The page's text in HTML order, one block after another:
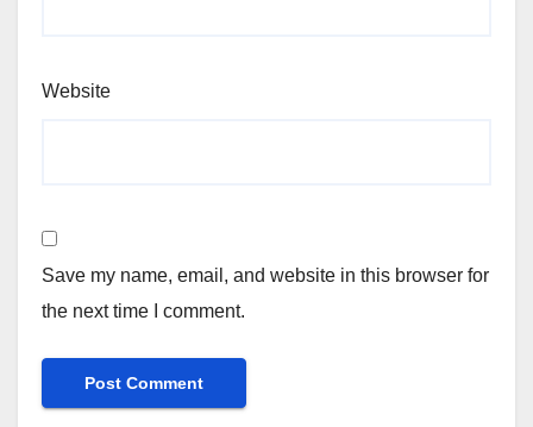
Website
Save my name, email, and website in this browser for
the next time I comment.